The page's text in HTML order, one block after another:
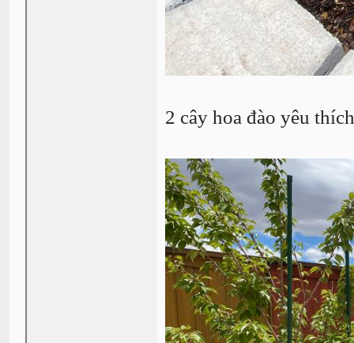
2 cây hoa đào yêu